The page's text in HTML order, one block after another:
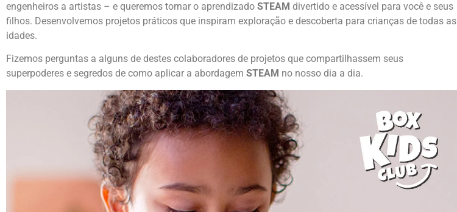
engenheiros a artistas – e queremos tornar o aprendizado STEAM divertido e acessível para você e seus
filhos. Desenvolvemos projetos práticos que inspiram exploração e descoberta para crianças de todas as
idades.
Fizemos perguntas a alguns de destes colaboradores de projetos que compartilhassem seus
superpoderes e segredos de como aplicar a abordagem STEAM no nosso dia a dia.